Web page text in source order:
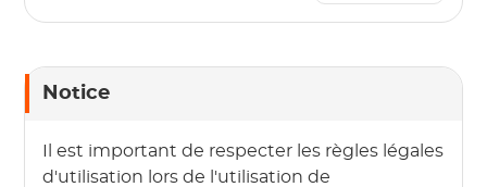
Notice
Il est important de respecter les règles légales
d'utilisation lors de l'utilisation de